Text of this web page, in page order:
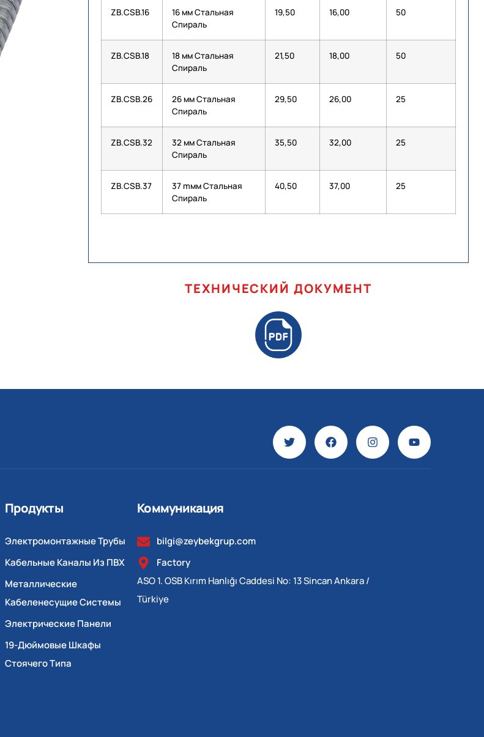
ZB.CSB.16
16 мм Стальная
Спираль
19,50 16,00 50
ZB.CSB.18
18 мм Стальная
Спираль
21,50 18,00 50
ZB.CSB.26
26 мм Стальная
Спираль
29,50 26,00 25
ZB.CSB.32
32 мм Стальная
Спираль
35,50 32,00 25
ZB.CSB.37
37 mмм Стальная
Спираль
40,50 37,00 25
ТЕХНИЧЕСКИЙ ДОКУМЕНТ
Продукты
Электромонтажные Трубы
Кабельные Каналы Из ПВХ
Металлические
Кабеленесущие Системы
Электрические Панели
19-Дюймовые Шкафы
Стоячего Типа
Коммуникация
bilgi@zeybekgrup.com
Factory
ASO 1. OSB Kırım Hanlığı Caddesi No: 13 Sincan Ankara /
Türkiye